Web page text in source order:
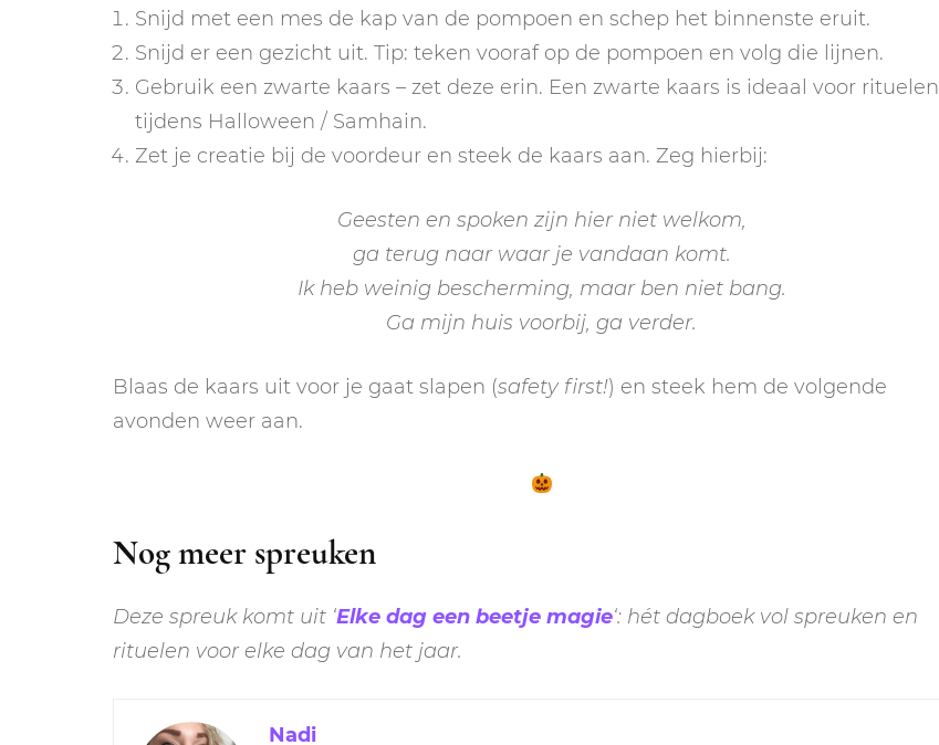
Snijd met een mes de kap van de pompoen en schep het binnenste eruit.
Snijd er een gezicht uit. Tip: teken vooraf op de pompoen en volg die lijnen.
Gebruik een zwarte kaars – zet deze erin. Een zwarte kaars is ideaal voor rituelen
tijdens Halloween / Samhain.
Zet je creatie bij de voordeur en steek de kaars aan. Zeg hierbij:
Geesten en spoken zijn hier niet welkom,
ga terug naar waar je vandaan komt.
Ik heb weinig bescherming, maar ben niet bang.
Ga mijn huis voorbij, ga verder.
Blaas de kaars uit voor je gaat slapen (safety first!) en steek hem de volgende
avonden weer aan.
Nog meer spreuken
Deze spreuk komt uit ‘Elke dag een beetje magie‘: hét dagboek vol spreuken en
rituelen voor elke dag van het jaar.
Nadi